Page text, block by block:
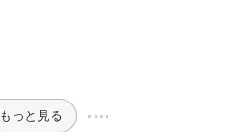
もっと見る